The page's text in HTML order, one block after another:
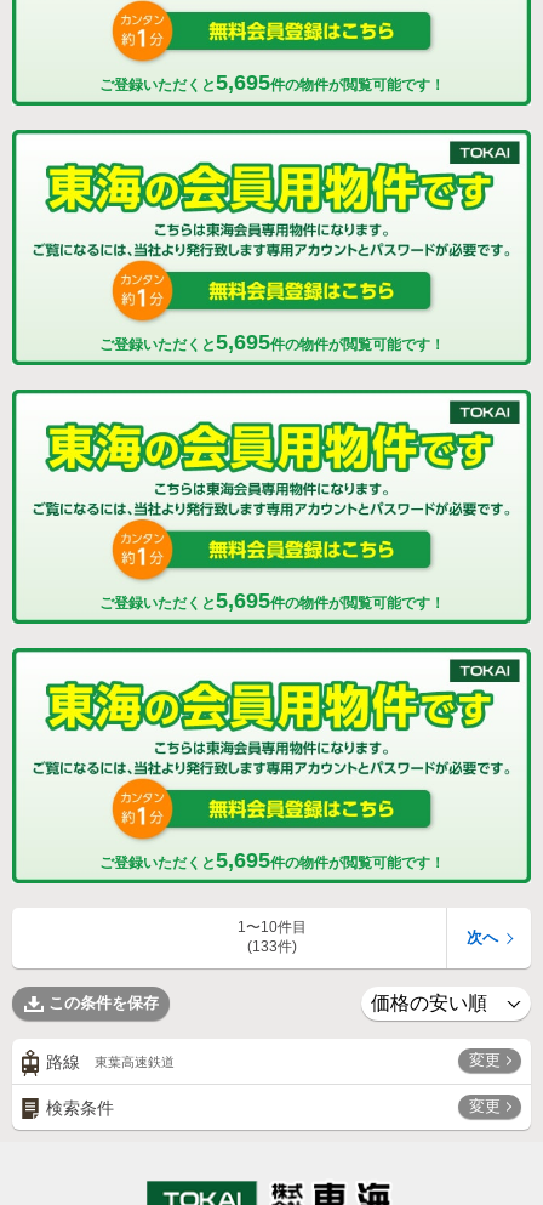
ご登録いただくと5,695件の物件が閲覧可能です！
ご登録いただくと5,695件の物件が閲覧可能です！
ご登録いただくと5,695件の物件が閲覧可能です！
ご登録いただくと5,695件の物件が閲覧可能です！
1〜10件目
(133件)
次へ
この条件を保存
路線 東葉高速鉄道 変更
検索条件 変更